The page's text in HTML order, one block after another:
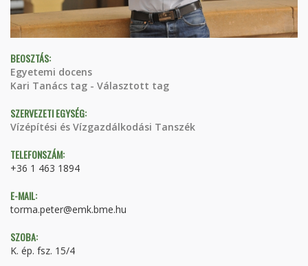
BEOSZTÁS:
Egyetemi docens
Kari Tanács tag - Választott tag
SZERVEZETI EGYSÉG:
Vízépítési és Vízgazdálkodási Tanszék
TELEFONSZÁM:
+36 1 463 1894
E-MAIL:
torma.peter@emk.bme.hu
SZOBA:
K. ép. fsz. 15/4